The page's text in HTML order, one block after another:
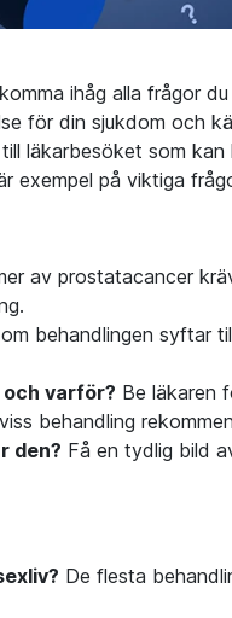
ihåg alla frågor du
för din sjukdom och
läkarbesöket som kan
exempel på viktiga
av prostatacancer
behandlingen syftar
varför? Be läkaren
behandling
den? Få en tydlig bild
De flesta